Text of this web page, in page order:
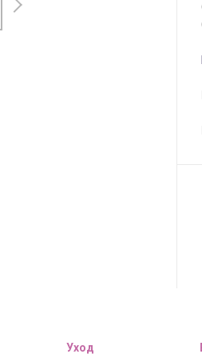
Уход